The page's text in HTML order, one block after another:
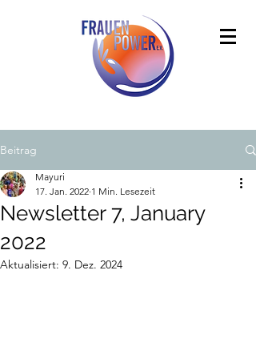
Beitrag
Newsletter 7, January
2022
Mayuri
17. Jan. 2022 1 Min. Lesezeit
Aktualisiert: 9. Dez. 2024